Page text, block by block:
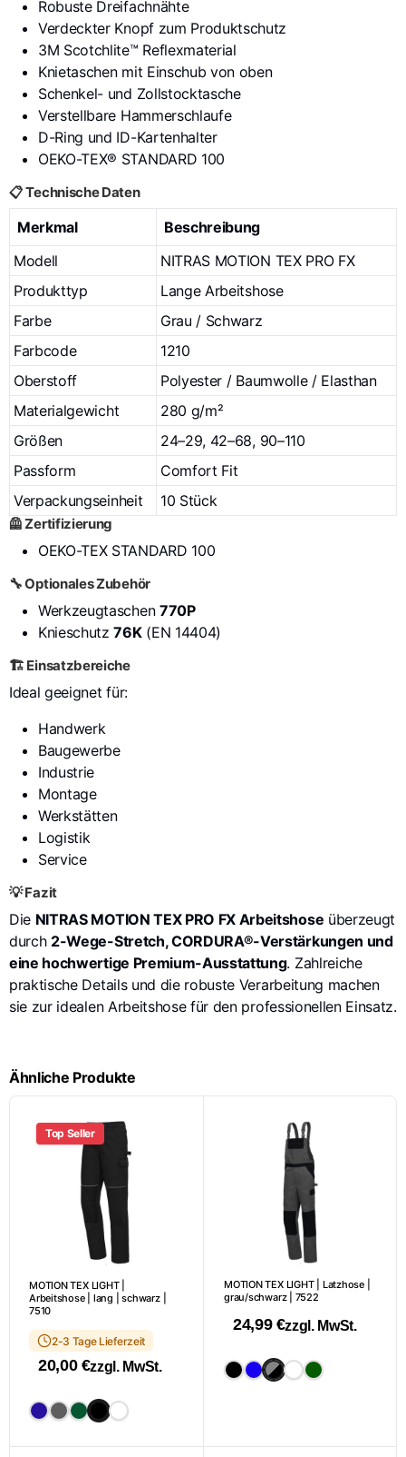
Robuste Dreifachnähte
Verdeckter Knopf zum Produktschutz
3M Scotchlite™ Reflexmaterial
Knietaschen mit Einschub von oben
Schenkel- und Zollstocktasche
Verstellbare Hammerschlaufe
D-Ring und ID-Kartenhalter
OEKO-TEX® STANDARD 100
📋 Technische Daten
Merkmal
Beschreibung
Modell
NITRAS MOTION TEX PRO FX
Produkttyp
Lange Arbeitshose
Farbe
Grau / Schwarz
Farbcode
1210
Oberstoff
Polyester / Baumwolle / Elasthan
Materialgewicht
280 g/m²
Größen
24–29, 42–68, 90–110
Passform
Comfort Fit
Verpackungseinheit
10 Stück
🦺 Zertifizierung
OEKO-TEX STANDARD 100
🔧 Optionales Zubehör
Werkzeugtaschen 770P
Knieschutz76K(EN 14404)
🏗️ Einsatzbereiche
Ideal geeignet für:
Handwerk
Baugewerbe
Industrie
Montage
Werkstätten
Logistik
Service
💡 Fazit
Die NITRAS MOTION TEX PRO FX Arbeitshose überzeugt
durch 2-Wege-Stretch, CORDURA®-Verstärkungen und
eine hochwertige Premium-Ausstattung. Zahlreiche
praktische Details und die robuste Verarbeitung machen
sie zur idealen Arbeitshose für den professionellen Einsatz.
Ähnliche Produkte
Top Seller
MOTION TEX LIGHT |
Arbeitshose | lang | schwarz |
7510
2-3 Tage Lieferzeit
20,00 €zzgl. MwSt.
Dieses
Produkt
weist
MOTION TEX LIGHT | Latzhose |
grau/schwarz | 7522
24,99 €zzgl. MwSt.
Dieses
Produkt
Varianten